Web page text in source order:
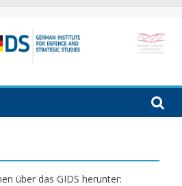
über das GIDS herunter: